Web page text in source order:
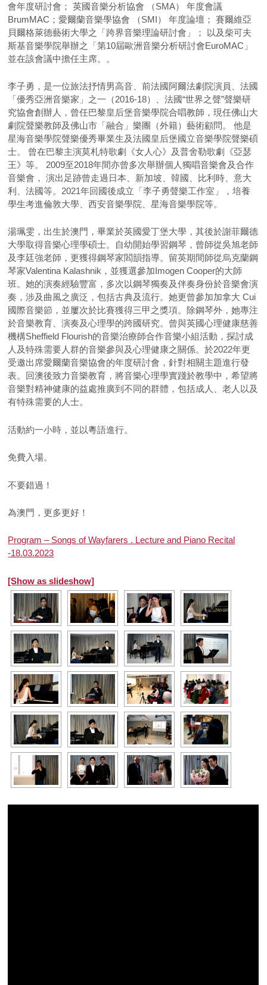
會年度研討會； 英國音樂分析協會 （SMA） 年度會議
BrumMAC；愛爾蘭音樂學協會 （SMI） 年度論壇； 賽爾維亞
貝爾格萊德藝術大學之「跨界音樂理論研討會」； 以及柴可夫
斯基音樂學院舉辦之「第10屆歐洲音樂分析研討會EuroMAC」
並在該會議中擔任主席。。
李子勇，是一位旅法抒情男高音、前法國阿爾法劇院演員、法國
「優秀亞洲音樂家」之一（2016-18）、法國“世界之聲”聲樂研
究協會創辦人，曾任巴黎皇后堡音樂學院合唱教師，現任佛山大
劇院聲樂教師及佛山市「融合」樂團（外籍）藝術顧問。 他是
星海音樂學院聲樂優秀畢業生及法國皇后堡國立音樂學院聲樂碩
士。 曾在巴黎主演莫札特歌劇《女人心》及普舍勒歌劇《亞瑟
王》等。 2009至2018年間亦曾多次舉辦個人獨唱音樂會及合作
音樂會， 演出足跡曾走過日本、新加坡、韓國、比利時、意大
利、法國等。2021年回國後成立「李子勇聲樂工作室」，培養
學生考進倫敦大學、西安音樂學院、星海音樂學院等。
湯珮雯，出生於澳門，畢業於英國愛丁堡大學，其後於謝菲爾德
大學取得音樂心理學碩士。自幼開始學習鋼琴，曾師從吳旭老師
及李廷強老師，更獲得鋼琴家閻韻指導。留英期間師從烏克蘭鋼
琴家Valentina Kalashnik，並獲選參加Imogen Cooper的大師
班。她的演奏經驗豐富，多次以鋼琴獨奏及伴奏身份於音樂會演
奏，涉及曲風之廣泛，包括古典及流行。她更曾參加加拿大 Cui
國際音樂節，並屢次於比賽獲得三甲之獎項。除鋼琴外，她專注
於音樂教育、演奏及心理學的跨國研究。曾與英國心理健康慈善
機構Sheffield Flourish的音樂治療師合作音樂小組活動，探討成
人及特殊需要人群的音樂參與及心理健康之關係。於2022年更
受邀出席愛爾蘭音樂協會的年度研討會，針對相關主題進行發
表。回澳後致力音樂教育，將音樂心理學實踐於教學中，希望將
音樂對精神健康的益處推廣到不同的群體，包括成人、老人以及
有特殊需要的人士。
活動約一小時，並以粵語進行。
免費入場。
不要錯過！
為澳門，更多更好！
Program – Songs of Wayfarers . Lecture and Piano Recital
-18.03.2023
[Show as slideshow]